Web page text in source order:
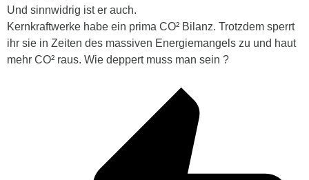
Und sinnwidrig ist er auch.
Kernkraftwerke habe ein prima CO² Bilanz. Trotzdem sperrt
ihr sie in Zeiten des massiven Energiemangels zu und haut
mehr CO² raus. Wie deppert muss man sein ?